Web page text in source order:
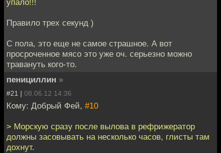
упало!!!
Правило трех секунд )
С пола, это еще не самое страшное. А вот
просроченное мясо это уже оч. серьезно можно
травануть кого-то.
пенициллин »
#21 | 08.06.12 14:36
Кому: Добрый Фей, #10
> Морскую сразу после вылова в рефрижератор
должны засовывать на несколько часов, глисты там
дохнут.